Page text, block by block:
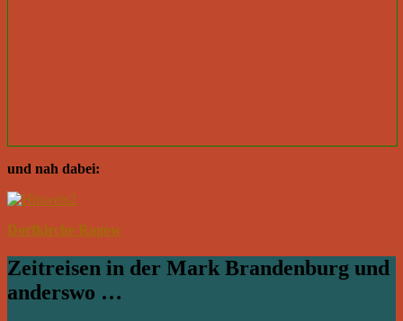
und nah dabei:
Dorfkirche Ragow
Zeitreisen in der Mark Brandenburg und
anderswo …